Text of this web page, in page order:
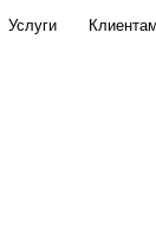
Услуги Клиентам